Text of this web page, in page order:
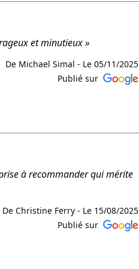
la fin du chantier. Votre
et minutieux »
De Michael Simal - Le 05/11/2025
Publié sur
à nouveau. L’équipe
à recommander qui mérite
De Christine Ferry - Le 15/08/2025
Publié sur